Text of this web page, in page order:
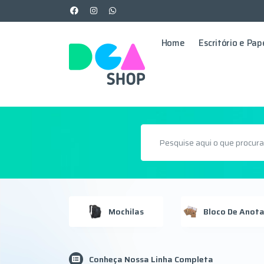
Home Escritório e
Mochilas
Conheça Nossa Linha Completa